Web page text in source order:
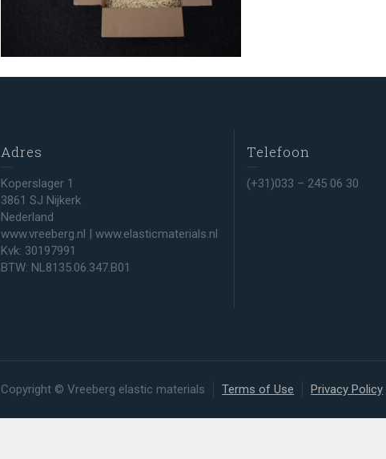
Adres
Koperslager 1
3861 SJ Nijkerk
Nederland
www.vreeberg.nl | www.elasticmaterials.nl
Kvk: 30197991
BTW: NL8135.06.347.B01
Telefoon
(+31)033 – 245 06 30
Copyright © Vreeberg elastic materials Terms of Use Privacy Policy